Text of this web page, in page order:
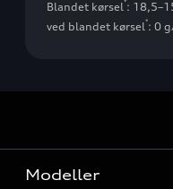
Blandet kørsel*:
ved blandet kørsel*: 0
Modeller